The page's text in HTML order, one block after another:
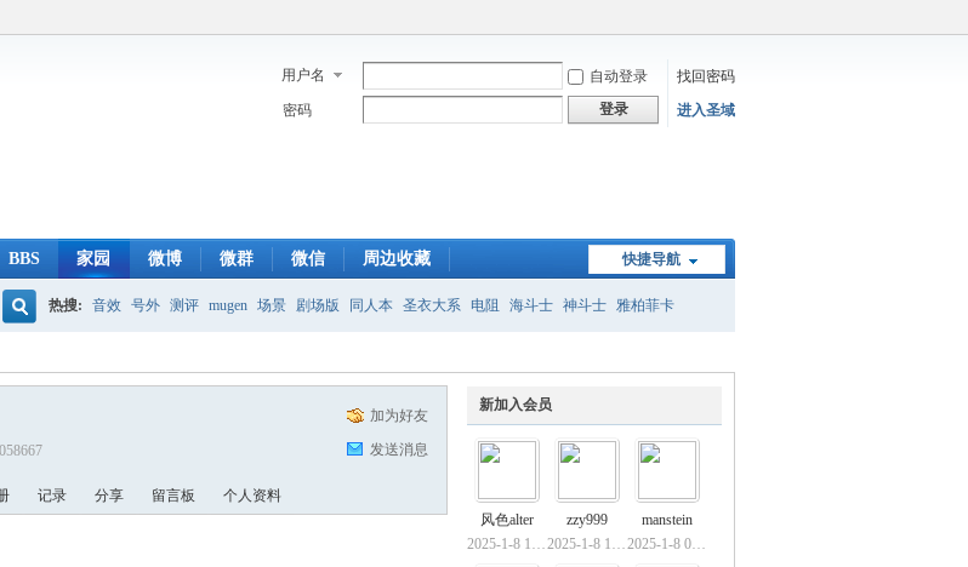
用户名 自动登录
找回密码
密码
登录 进入圣域
快捷导航
BBS 家园 微博 微群 微信 周边收藏
索
热搜: 音效 号外 测评 mugen 场景 剧场版 同人本 圣衣大系 电阻 海斗士 神斗士 雅柏菲卡
新加入会员
风色alter
2025-1-8 17:47
zzy999
2025-1-8 13:21
manstein
2025-1-8 09:03
加为好友
发送消息
记录 分享 留言板 个人资料